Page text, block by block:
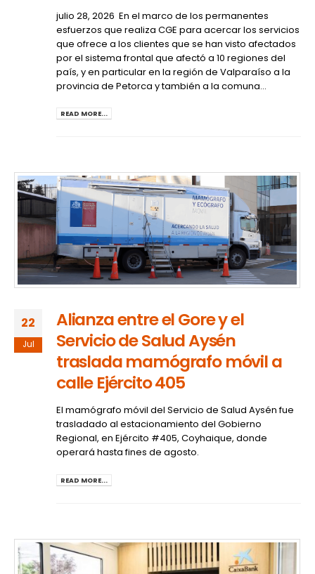
julio 28, 2026 En el marco de los permanentes
esfuerzos que realiza CGE para acercar los servicios
que ofrece a los clientes que se han visto afectados
por el sistema frontal que afectó a 10 regiones del
país, y en particular en la región de Valparaíso a la
provincia de Petorca y también a la comuna...
READ MORE...
22
Jul
Alianza entre el Gore y el
Servicio de Salud Aysén
traslada mamógrafo móvil a
calle Ejército 405
El mamógrafo móvil del Servicio de Salud Aysén fue
trasladado al estacionamiento del Gobierno
Regional, en Ejército #405, Coyhaique, donde
operará hasta fines de agosto.
READ MORE...